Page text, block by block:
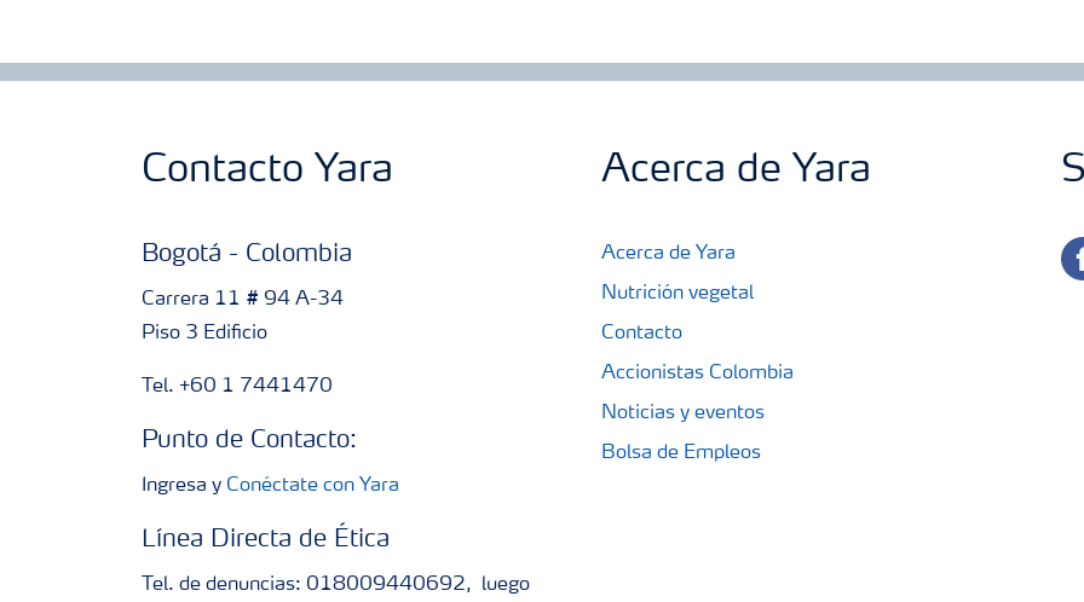
Contacto Yara
Bogotá - Colombia
Carrera 11 # 94 A-34
Piso 3 Edificio
Tel. +60 1 7441470
Punto de Contacto:
Ingresa y Conéctate con Yara
Línea Directa de Ética
Tel. de denuncias: 018009440692, luego
Acerca de Yara
Acerca de Yara
Nutrición vegetal
Contacto
Accionistas Colombia
Noticias y eventos
Bolsa de Empleos